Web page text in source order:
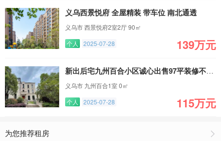
义乌西景悦府 全屋精装 带车位 南北通透
义乌市 西景悦府2室2厅 90㎡
个人
2025-07-28 139万元
新出后宅九州百合小区诚心出售97平装修不错的两居室
义乌市 九州百合1室 0㎡
个人
2025-07-28 115万元
为您推荐租房